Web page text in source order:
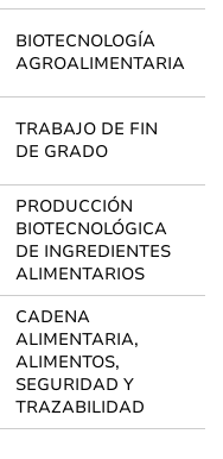
BIOTECNOLOGÍA
AGROALIMENTARIA
TRABAJO DE FIN
DE GRADO
PRODUCCIÓN
BIOTECNOLÓGICA
DE INGREDIENTES
ALIMENTARIOS
CADENA
ALIMENTARIA,
ALIMENTOS,
SEGURIDAD Y
TRAZABILIDAD